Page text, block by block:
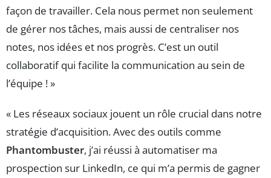
façon de travailler. Cela nous permet non seulement
de gérer nos tâches, mais aussi de centraliser nos
notes, nos idées et nos progrès. C’est un outil
collaboratif qui facilite la communication au sein de
l’équipe ! »
« Les réseaux sociaux jouent un rôle crucial dans notre
stratégie d’acquisition. Avec des outils comme
Phantombuster, j’ai réussi à automatiser ma
prospection sur LinkedIn, ce qui m’a permis de gagner